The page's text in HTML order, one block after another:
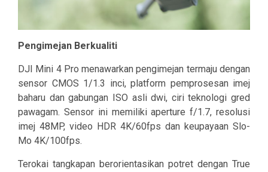
Pengimejan Berkualiti
DJI Mini 4 Pro menawarkan pengimejan termaju dengan
sensor CMOS 1/1.3 inci, platform pemprosesan imej
baharu dan gabungan ISO asli dwi, ciri teknologi gred
pawagam. Sensor ini memiliki aperture f/1.7, resolusi
imej 48MP, video HDR 4K/60fps dan keupayaan Slo-
Mo 4K/100fps.
Terokai tangkapan berorientasikan potret dengan True